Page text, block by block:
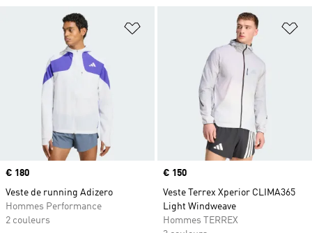
Ajouter à la Liste de produits
Prix
€ 180
Veste de running Adizero
Hommes Performance
2 couleurs
Prix
€ 150
Veste Terrex Xperior CLIMA365
Light Windweave
Hommes TERREX